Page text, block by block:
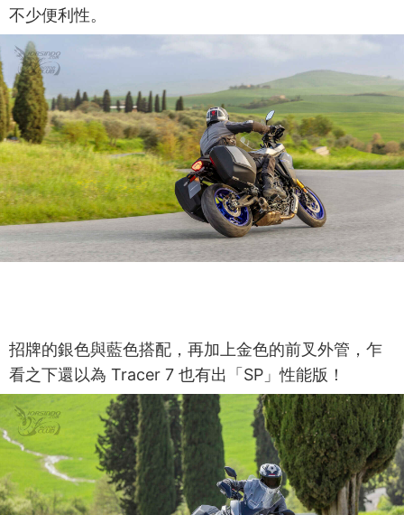
不少便利性。
招牌的銀色與藍色搭配，再加上金色的前叉外管，乍
看之下還以為 Tracer 7 也有出「SP」性能版！